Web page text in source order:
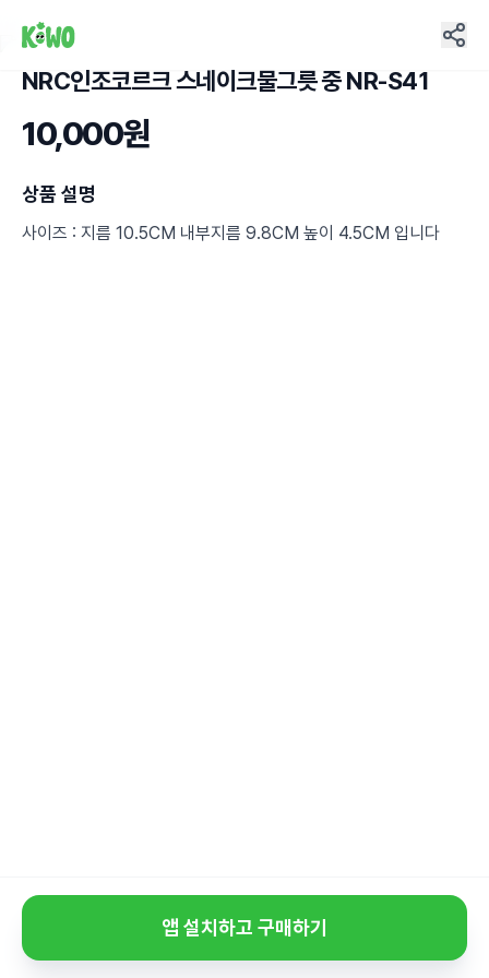
NRC인조코르크 스네이크물그릇 중 NR-S41
10,000원
상품 설명
사이즈 : 지름 10.5CM 내부지름 9.8CM 높이 4.5CM 입니다
앱 설치하고 구매하기